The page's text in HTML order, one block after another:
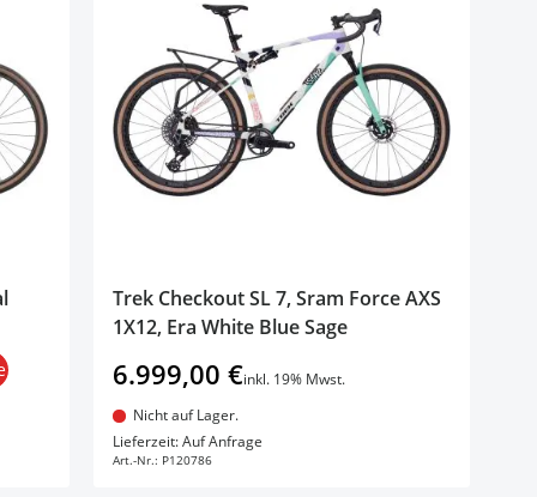
Trek Checkout SL 7, Sram Force AXS
1X12, Era White Blue Sage
6.999,00 €inkl. 19% Mwst.
Nicht auf Lager.
Lieferzeit: Auf Anfrage
Art.-Nr.: P120786
In den Warenkorb